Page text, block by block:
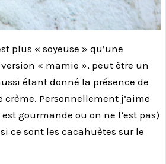
plus « soyeuse » qu’une
« mamie », peut être un
étant donné la présence de
Personnellement j’aime
gourmande ou on ne l’est pas)
ce sont les cacahuètes sur le